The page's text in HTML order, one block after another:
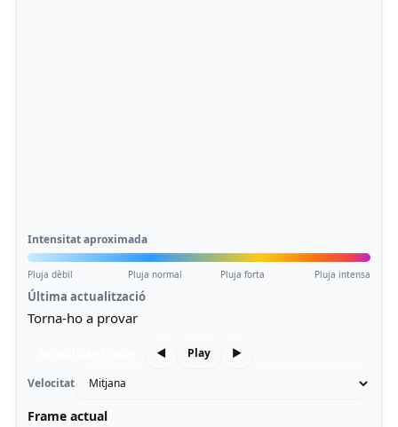
Intensitat aproximada
Pluja dèbil Pluja normal Pluja forta Pluja intensa
Última actualització
Torna-ho a provar
◀ Play
▶
Velocitat
Frame actual